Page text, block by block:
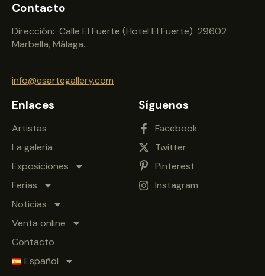
Contacto
Dirección: Calle El Fuerte (Hotel El Fuerte) 29602
Marbella, Málaga.
info@esartegallery.com
Enlaces
Artistas
La galería
Exposiciones
Ferias
Noticias
Venta online
Contacto
Español
Síguenos
Facebook
Twitter
Pinterest
Instagram